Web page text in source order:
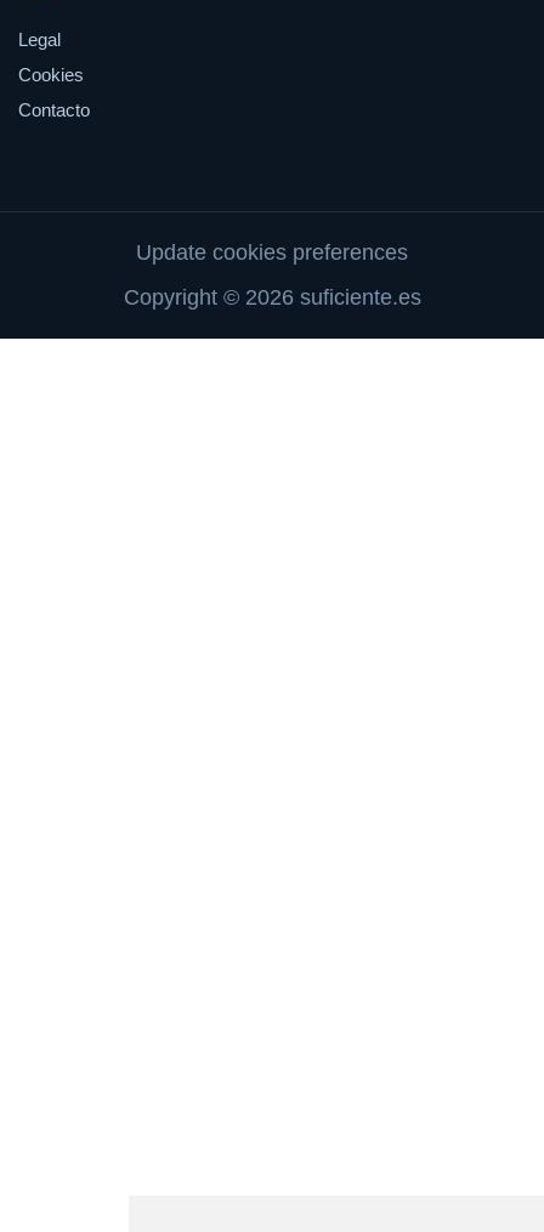
Legal
Cookies
Contacto
Update cookies preferences
Copyright © 2026 suficiente.es